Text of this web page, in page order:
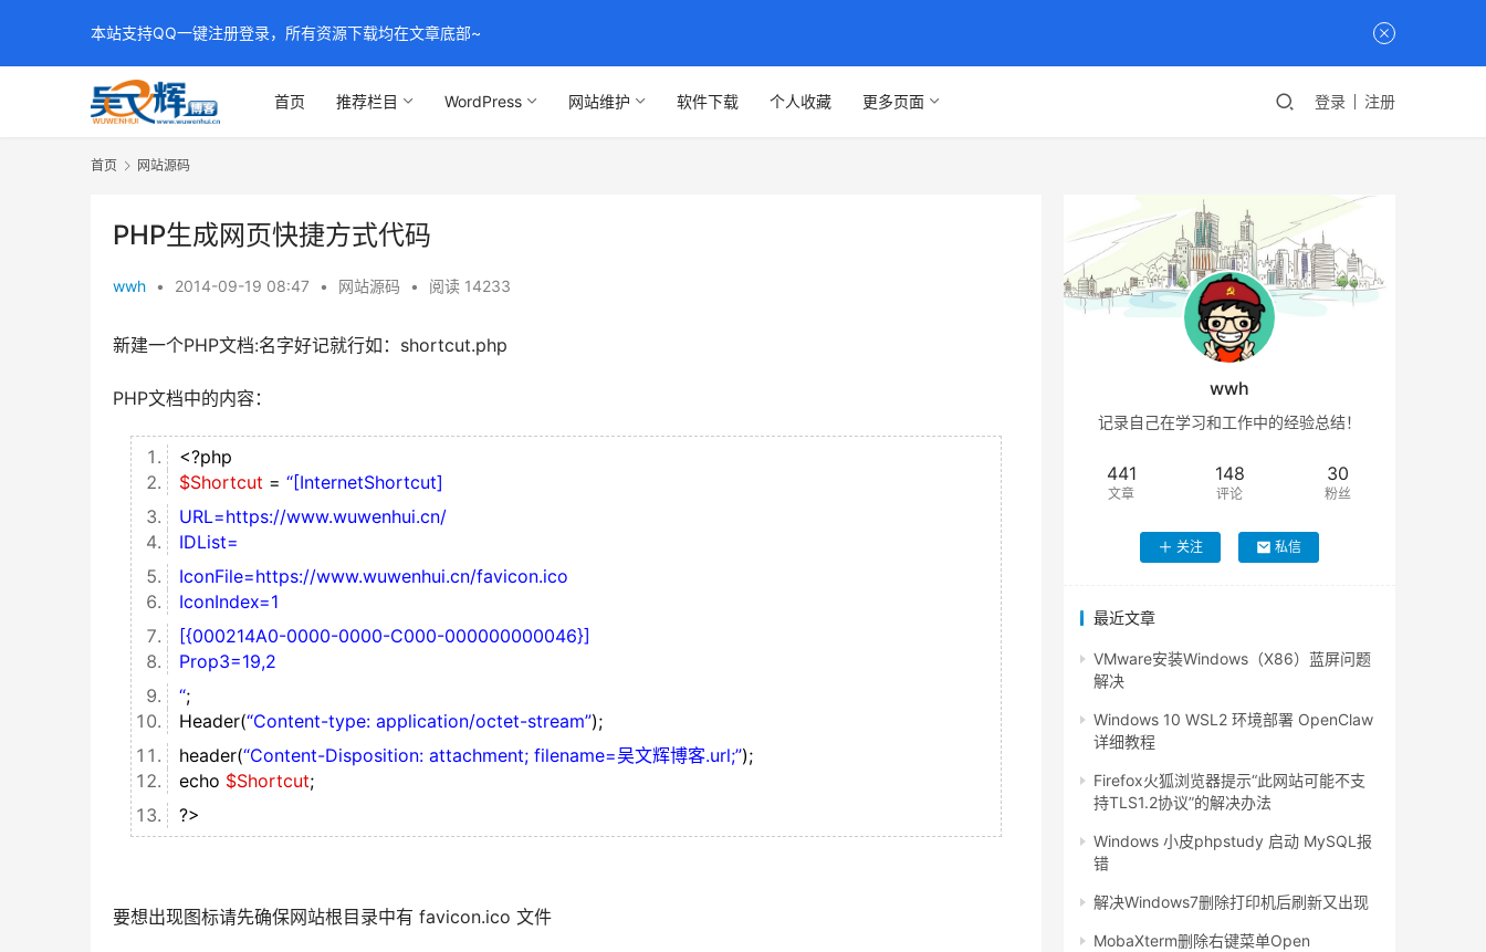
首页 推荐栏目 WordPress 网站维护 软件下载 个人收藏 更多页面 登录 注册
首页 网站源码
PHP生成网页快捷方式代码
wwh • 2014-09-19 08:47 • 网站源码 • 阅读 14233
新建一个PHP文档:名字好记就行如：shortcut.php
PHP文档中的内容：
<?php
$Shortcut =“[InternetShortcut]
URL=https://www.wuwenhui.cn/
IDList=
IconFile=https://www.wuwenhui.cn/favicon.ico
IconIndex=1
[{000214A0-0000-0000-C000-000000000046}]
Prop3=19,2
“;
Header(“Content-type: application/octet-stream”);
header(“Content-Disposition: attachment; filename=吴文辉博客.url;”);
echo $Shortcut;
?>
要想出现图标请先确保网站根目录中有 favicon.ico 文件
wwh
记录自己在学习和工作中的经验总结！
441
文章
148
评论
30
粉丝
关注 私信
最近文章
VMware安装Windows（X86）蓝屏问题
解决
Windows 10 WSL2 环境部署 OpenClaw
详细教程
Firefox火狐浏览器提示“此网站可能不支
持TLS1.2协议”的解决办法
Windows 小皮phpstudy 启动 MySQL报
错
解决Windows7删除打印机后刷新又出现
MobaXterm删除右键菜单Open
本站支持QQ一键注册登录，所有资源下载均在文章底部~